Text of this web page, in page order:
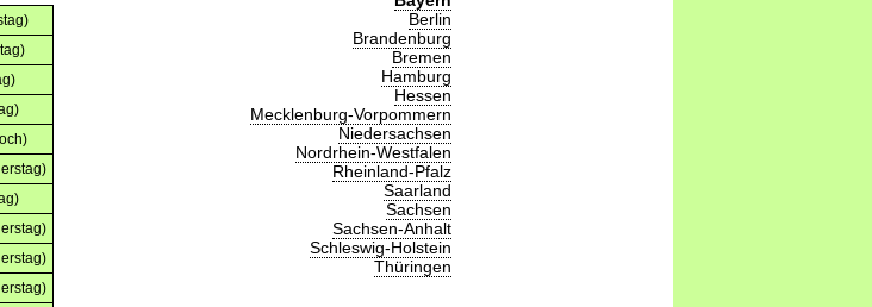
Berlin
Brandenburg
Bremen
Hamburg
Hessen
Mecklenburg-Vorpommern
Niedersachsen
Nordrhein-Westfalen
Rheinland-Pfalz
Saarland
Sachsen
Sachsen-Anhalt
Schleswig-Holstein
Thüringen